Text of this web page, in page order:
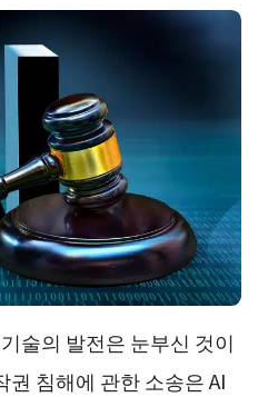
술의 발전은 눈부신 것이
권 침해에 관한 소송은 AI